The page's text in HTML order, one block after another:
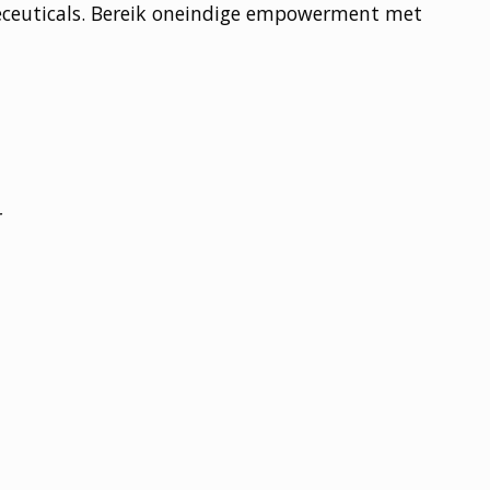
Bereik oneindige empowerment met